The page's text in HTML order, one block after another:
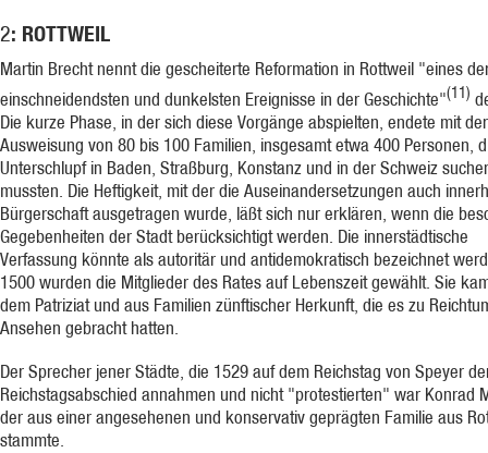
2: ROTTWEIL
Martin Brecht nennt die gescheiterte Reformation in Rottweil "eines
einschneidendsten und dunkelsten Ereignisse in der Geschichte"(11)
Die kurze Phase, in der sich diese Vorgänge abspielten, endete mit der
Ausweisung von 80 bis 100 Familien, insgesamt etwa 400 Personen,
Unterschlupf in Baden, Straßburg, Konstanz und in der Schweiz
mussten. Die Heftigkeit, mit der die Auseinandersetzungen auch
Bürgerschaft ausgetragen wurde, läßt sich nur erklären, wenn die
Gegebenheiten der Stadt berücksichtigt werden. Die innerstädtische
Verfassung könnte als autoritär und antidemokratisch bezeichnet
1500 wurden die Mitglieder des Rates auf Lebenszeit gewählt. Sie
dem Patriziat und aus Familien zünftischer Herkunft, die es zu
Ansehen gebracht hatten.
Der Sprecher jener Städte, die 1529 auf dem Reichstag von Speyer
Reichstagsabschied annahmen und nicht "protestierten" war Konrad
der aus einer angesehenen und konservativ geprägten Familie aus
stammte.